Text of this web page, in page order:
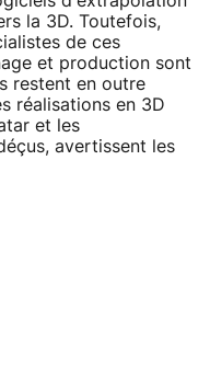
la 3D. Toutefois,
de ces
et production sont
restent en outre
réalisations en 3D
et les
avertissent les